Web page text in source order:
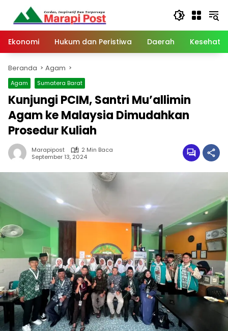
Langsung
konten
Ekonomi
Hukum dan Peristiwa Daerah
Beranda Agam
Agam Sumatera Barat
Kunjungi PCIM, Santri Mu’allimin
Agam ke Malaysia Dimudahkan
Prosedur Kuliah
Marapipost
2 Min Baca
September 13, 2024